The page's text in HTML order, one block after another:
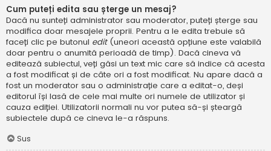
Cum puteți edita sau șterge un mesaj?
Dacă nu sunteți administrator sau moderator, puteți șterge sau
modifica doar mesajele proprii. Pentru a le edita trebuie să
faceți clic pe butonul edit (uneori această opțiune este valabilă
doar pentru o anumită perioadă de timp). Dacă cineva vă
editează subiectul, veți găsi un text mic care să indice că acesta
a fost modificat și de câte ori a fost modificat. Nu apare dacă a
fost un moderator sau o administrație care a editat-o, deși
editorul își lasă de cele mai multe ori numele de utilizator și
cauza ediției. Utilizatorii normali nu vor putea să-și șteargă
subiectele după ce cineva le-a răspuns.
Sus